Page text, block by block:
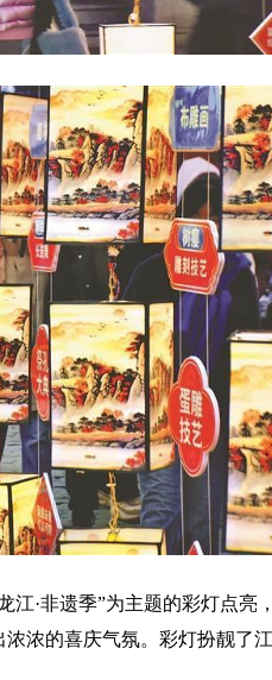
·非遗季”为主题的彩灯点亮
浓的喜庆气氛。彩灯扮靓了